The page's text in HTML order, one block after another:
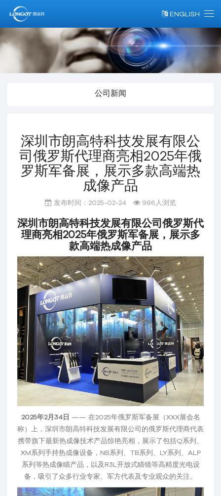
ENGLISH
公司新闻
深圳市朗高特科技发展有限公
司俄罗斯代理商亮相2025年俄
罗斯军备展，展示多款高端热
成像产品
发布时间：2025-02-24 986人浏览
深圳市朗高特科技发展有限公司俄罗斯代
理商亮相2025年俄罗斯军备展，展示多
款高端热成像产品
2025年2月34日 —— 在2025年俄罗斯军备展（XXX展会名
称）上，深圳市朗高特科技发展有限公司的俄罗斯代理商代表
携带旗下最新热成像技术产品惊艳亮相，展示了包括Q系列、
XM系列手持热成像设备，NB系列、TB系列、LY系列、ALP
系列等热成像瞄产品，以及R3L开放式瞄镜等高精度光电设
备，吸引了众多行业专家、军方代表及专业观众的关注。